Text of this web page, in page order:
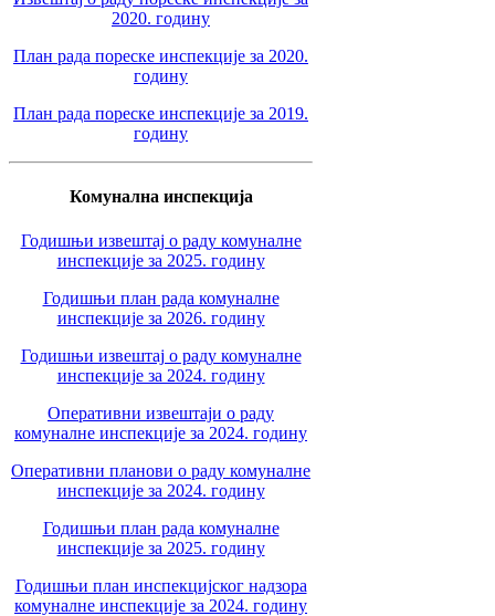
2020. годину
План рада пореске инспекције за 2020.
годину
План рада пореске инспекције за 2019.
годину
Комунална инспекција
Годишњи извештај о раду комуналне
инспекције за 2025. годину
Годишњи план рада комуналне
инспекције за 2026. годину
Годишњи извештај о раду комуналне
инспекције за 2024. годину
Оперативни извештаји о раду
комуналне инспекције за 2024. годину
Оперативни планови о раду комуналне
инспекције за 2024. годину
Годишњи план рада комуналне
инспекције за 2025. годину
Годишњи план инспекцијског надзора
комуналне инспекције за 2024. годину